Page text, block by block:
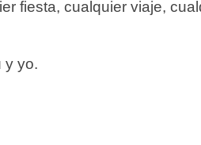
fiesta, cualquier viaje,
y yo.